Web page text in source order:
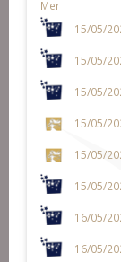
Mer
15/05/
15/05/
15/05/
15/05/
15/05/
15/05/
16/05/
16/05/